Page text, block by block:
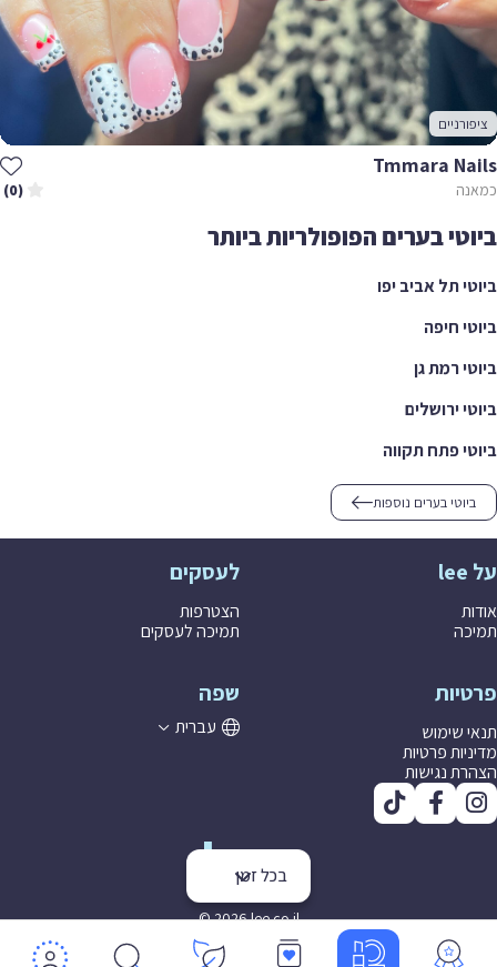
ציפורניים
Tmmara Nails
כמאנה (0)
בכל זמן
ביוטי בערים הפופולריות ביותר
ביוטי תל אביב יפו
ביוטי חיפה
ביוטי רמת גן
ביוטי ירושלים
ביוטי פתח תקווה
ביוטי בערים נוספות
על lee
אודות
תמיכה
לעסקים
הצטרפות
תמיכה לעסקים
פרטיות
תנאי שימוש
מדיניות פרטיות
הצהרת נגישות
שפה
עברית
© 2026 lee co il